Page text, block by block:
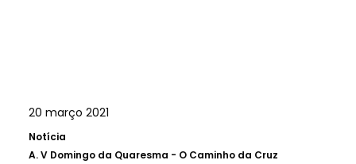
20 março 2021
Notícia
A.V Domingo da Quaresma - O Caminho da Cruz